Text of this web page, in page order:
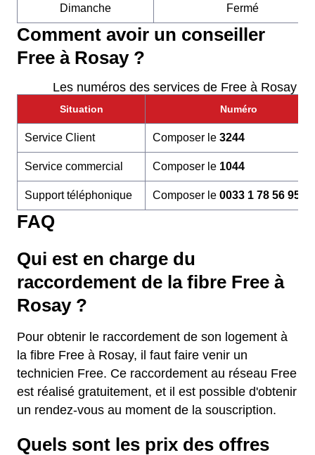
Dimanche Fermé
Comment avoir un conseiller
Free à Rosay ?
Les numéros des services de Free à Rosay
Situation Numéro
Service Client Composer le 3244
Service commercial Composer le 1044
Support téléphonique Composer le 0033 1 78 56 95 60
FAQ
Qui est en charge du
raccordement de la fibre Free à
Rosay ?
Pour obtenir le raccordement de son logement à
la fibre Free à Rosay, il faut faire venir un
technicien Free. Ce raccordement au réseau Free
est réalisé gratuitement, et il est possible d'obtenir
un rendez-vous au moment de la souscription.
Quels sont les prix des offres